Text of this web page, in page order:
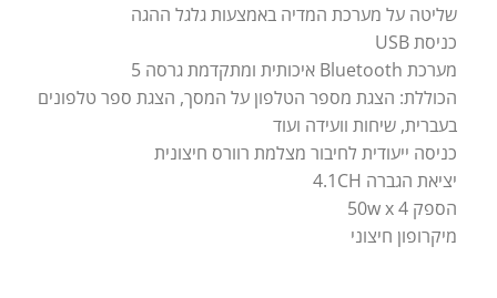
שליטה על מערכת המדיה באמצעות גלגל ההגה
כניסת USB
מערכת Bluetooth איכותית ומתקדמת גרסה 5
הכוללת: הצגת מספר הטלפון על המסך, הצגת ספר טלפונים
בעברית, שיחות וועידה ועוד
כניסה ייעודית לחיבור מצלמת רוורס חיצונית
יציאת הגברה 4.1CH
הספק 50w x 4
מיקרופון חיצוני